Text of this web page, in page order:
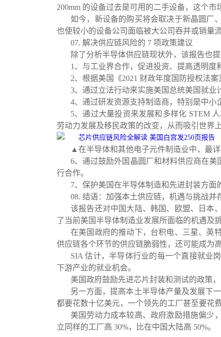
200mm 的设备过去是可用的二手设备，这个
如今，新设备的购买将会取决于新晶圆厂
也使较小的设备公司面临被大公司吞并或销量
07. 解决供应链风险的 7 项政策建议
除了分析半导体供应链现状外，该报告也
1、与工业界合作，促进投资、提高透明
2、根据美国《2021 财政年度国防授权法
3、通过立法行动来实施美国总统美国就
4、通过研发资源支持制造商，特别是中
5、通过大量投资来发展和多样化 STEM
劳动力发展及移民政策的改变，从而吸引世界
▲在半导体和其他电子元件制造业中，最
6、通过鼓励外国晶圆厂和材料供应商在
行合作。
7、保护美国在半导体制造和先进封装方
08. 结语：加强本土供应链，机遇与挑战并
该报告还对中国大陆、韩国、欧盟、日本
了当前美国半导体制造业发展所面临的机遇及
在美国政府的推动下，台积电、三星、英
供应链各个环节的供应链脆弱性，还可能成为
SIA 估计，半导体行业的每一个直接就业
下游产业的就业机会。
美国政府鼓励先进芯片封装和测试的政策
另一方面，提高本土半导体产量及发展下
都要花数十亿美元，一个领先的工厂甚至要花
美国劳动力成本较高、政府激励措施偏少
立同样的工厂高 30%，比在中国大陆高 50%。